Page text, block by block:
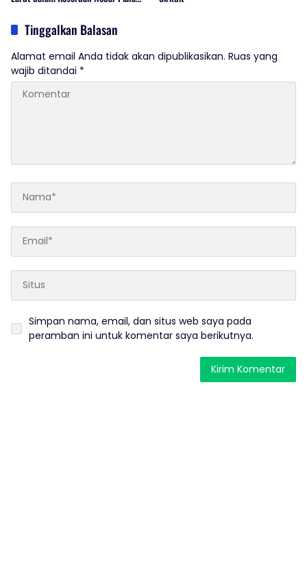
Tinggalkan Balasan
Alamat email Anda tidak akan dipublikasikan. Ruas yang
wajib ditandai *
Simpan nama, email, dan situs web saya pada
peramban ini untuk komentar saya berikutnya.